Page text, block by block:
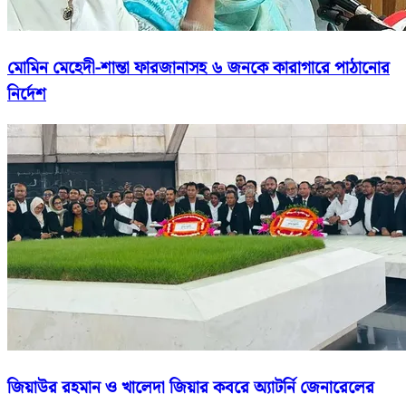
মোমিন মেহেদী-শান্তা ফারজানাসহ ৬ জনকে কারাগারে পাঠানোর
নির্দেশ
জিয়াউর রহমান ও খালেদা জিয়ার কবরে অ্যাটর্নি জেনারেলের